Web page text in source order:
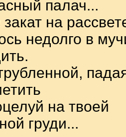
палач...
на
недолго в
на твоей
груди...